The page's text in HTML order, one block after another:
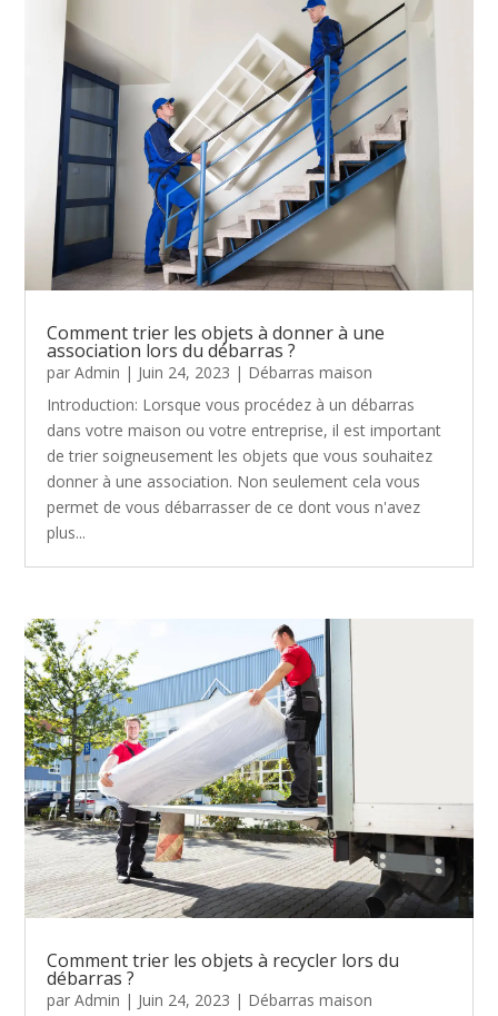
Comment trier les objets à donner à une
association lors du débarras ?
parAdmin | Juin 24, 2023 | Débarras maison
Introduction: Lorsque vous procédez à un débarras
dans votre maison ou votre entreprise, il est important
de trier soigneusement les objets que vous souhaitez
donner à une association. Non seulement cela vous
permet de vous débarrasser de ce dont vous n'avez
plus...
Comment trier les objets à recycler lors du
débarras ?
parAdmin | Juin 24, 2023 | Débarras maison